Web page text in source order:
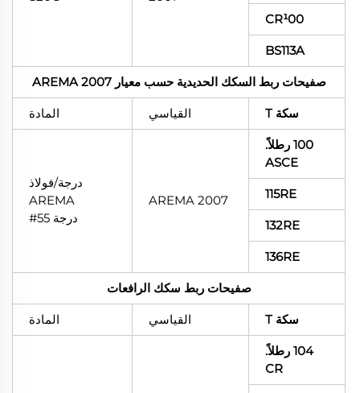
CR¹00
BS113A
صفيحات ربط السكك الحديدية حسب معيار AREMA 2007
سكة T القياسي المادة
100 رطلاً.
ASCE
AREMA 2007
درجة/فولاذ
AREMA
درجة 55#
115RE
132RE
136RE
صفيحات ربط سكك الرافعات
سكة T القياسي المادة
104 رطلاً.
CR